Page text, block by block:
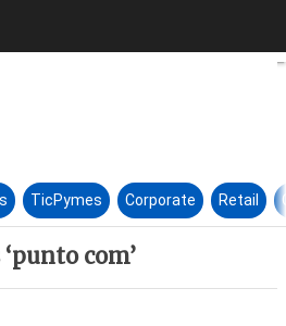
resurgir de las ‘punto com’
TicPymes Corporate Retail
com’